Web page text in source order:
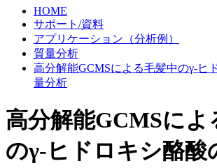
HOME
サポート/資料
アプリケーション（分析例）
質量分析
高分解能GCMSによる毛髪中のγ-ヒ
量分析
高分解能GCMSによ
のγ-ヒドロキシ酪酸